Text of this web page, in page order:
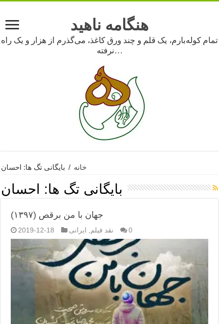
هنگامه ناهید
تمام کوله‌بارم، یک قلم و چند ورق کاغذ، می‌گذرم از هزار و یک راه
نرفته…
خانه / بایگانی تگ ها: احسان
بایگانی تگ ها: احسان
جهان با من برقص (۱۳۹۷)
2019-12-18 نقد فیلم ایرانی 0